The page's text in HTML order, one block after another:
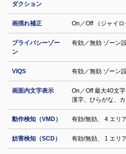
ダクション
画揺れ補正 On／Off （ジャイロ
プライバシーゾー
ン
有効／無効 ゾーン
VIQS 有効／無効 ゾーン
画面内文字表示
On／Off 最大40文
漢字、ひらがな、
動作検知（VMD） 有効/無効、 4 エリ
妨害検知（SCD） 有効/無効、 1 エリ